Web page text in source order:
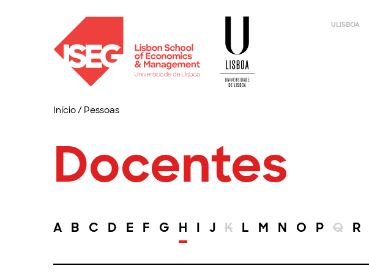
ULISBOA
Início/ Pessoas
Docentes
A B C D E F G H I J K L M N O P Q R